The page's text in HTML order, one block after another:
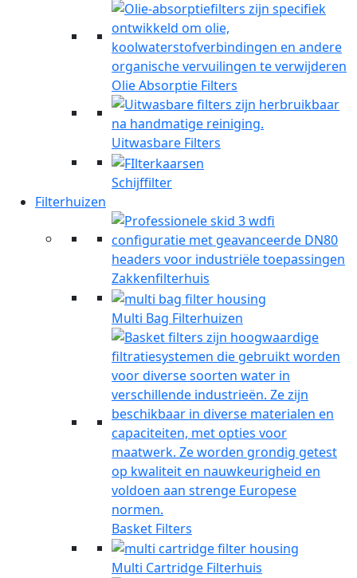
Olie Absorptie Filters
Uitwasbare Filters
Schijffilter
Filterhuizen
Zakkenfilterhuis
Multi Bag Filterhuizen
Basket Filters
Multi Cartridge Filterhuis